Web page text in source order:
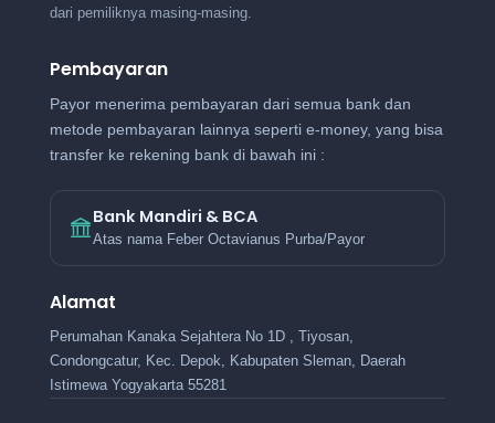
dari pemiliknya masing-masing.
Pembayaran
Payor menerima pembayaran dari semua bank dan
metode pembayaran lainnya seperti e-money, yang bisa
transfer ke rekening bank di bawah ini :
Bank Mandiri & BCA
Atas nama Feber Octavianus Purba/Payor
Alamat
Perumahan Kanaka Sejahtera No 1D , Tiyosan,
Condongcatur, Kec. Depok, Kabupaten Sleman, Daerah
Istimewa Yogyakarta 55281